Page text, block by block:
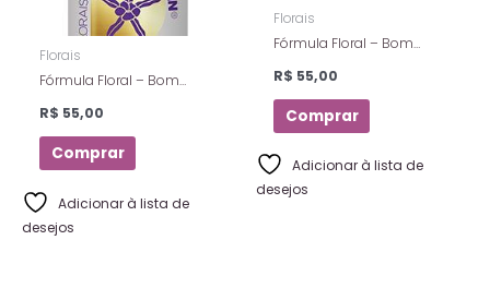
Florais
Fórmula Floral – Bom
Germain – 10 ml
R$ 55,00
Comprar
Adicionar à lista de
desejos
Florais
Fórmula Floral – Bom
Germain – Spray – 10 Ml
R$ 55,00
Comprar
Adicionar à lista de
desejos